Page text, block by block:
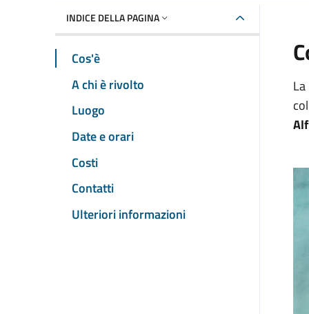
INDICE DELLA PAGINA
Cos'è
A chi è rivolto
Luogo
Date e orari
Costi
Contatti
Ulteriori informazioni